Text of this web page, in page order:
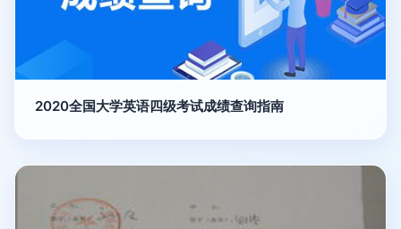
2020全国大学英语四级考试成绩查询指南